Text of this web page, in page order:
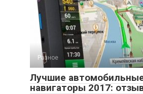
Разное
Лучшие
навигаторы 2017: